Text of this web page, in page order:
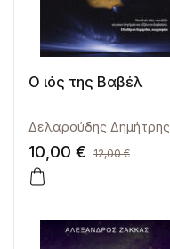
Ο ιός της Βαβέλ
Δελαρούδης Δημήτρης
10,00 € 12,00€